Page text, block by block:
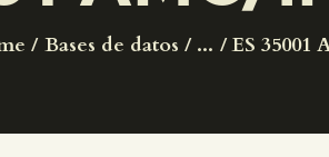
Bases de datos ... ES 35001